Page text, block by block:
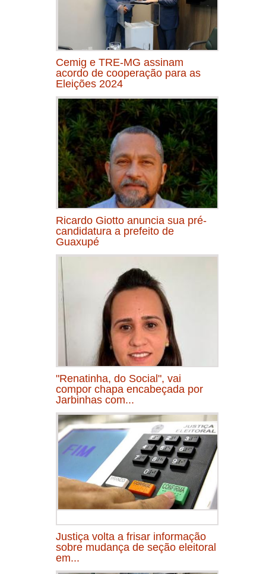
Cemig e TRE-MG assinam
acordo de cooperação para as
Eleições 2024
Ricardo Giotto anuncia sua pré-
candidatura a prefeito de
Guaxupé
"Renatinha, do Social", vai
compor chapa encabeçada por
Jarbinhas com...
Justiça volta a frisar informação
sobre mudança de seção eleitoral
em...